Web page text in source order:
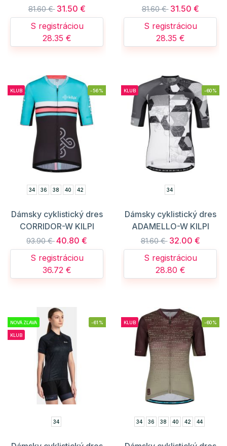
81.60 € 31.50 €
S registráciou
28.35 €
81.60 € 31.50 €
S registráciou
28.35 €
KLUB -56%
34 36 38 40 42
Dámsky cyklistický dres
CORRIDOR-W KILPI
93.90 €40.80 €
S registráciou
36.72 €
KLUB -60%
34
Dámsky cyklistický dres
ADAMELLO-W KILPI
81.60 € 32.00 €
S registráciou
28.80 €
NOVÁ ZĽAVA
KLUB
-61%
34
KLUB -60%
34 36 38 40 42 44